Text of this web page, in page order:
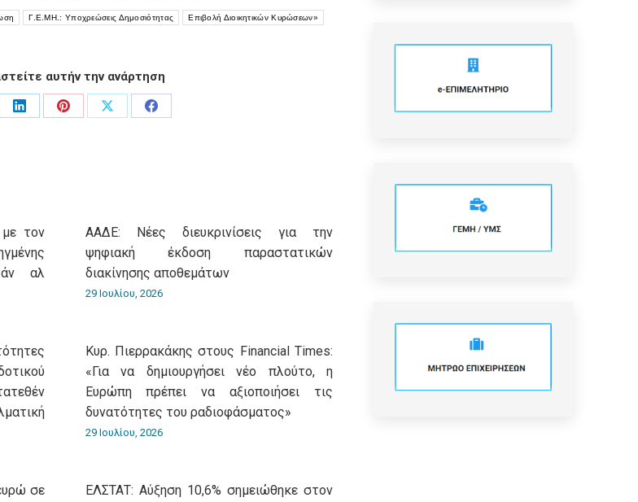
Γ.Ε.ΜΗ.: Υποχρεώσεις Δημοσιότητας Επιβολή Διοικητικών Κυρώσεων»
αυτήν την ανάρτηση
Share
Share
Share
Share
τον
αλ
ΑΑΔΕ: Νέες διευκρινίσεις για την
ψηφιακή έκδοση παραστατικών
διακίνησης αποθεμάτων
29 Ιουλίου, 2026
Κυρ. Πιερρακάκης στους Financial Times:
«Για να δημιουργήσει νέο πλούτο, η
Ευρώπη πρέπει να αξιοποιήσει τις
δυνατότητες του ραδιοφάσματος»
29 Ιουλίου, 2026
σε
ΕΛΣΤΑΤ: Αύξηση 10,6% σημειώθηκε στον